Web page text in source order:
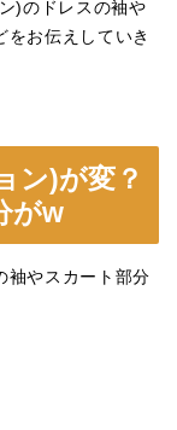
)のドレスの袖や
をお伝えしていき
ン)が変？
がw
袖やスカート部分